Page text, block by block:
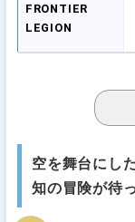
FRONTIER
LEGION
空を舞台にし
知の冒険が待